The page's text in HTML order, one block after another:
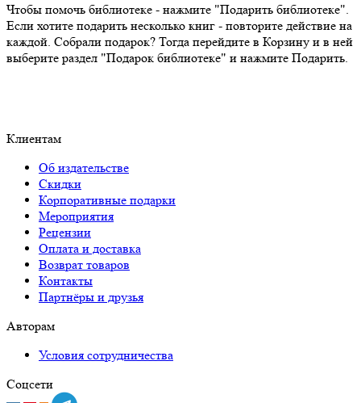
Чтобы помочь библиотеке - нажмите "Подарить библиотеке".
Если хотите подарить несколько книг - повторите действие на
каждой. Собрали подарок? Тогда перейдите в Корзину и в ней
выберите раздел "Подарок библиотеке" и нажмите Подарить.
Клиентам
Об издательстве
Скидки
Корпоративные подарки
Мероприятия
Рецензии
Оплата и доставка
Возврат товаров
Контакты
Партнёры и друзья
Авторам
Условия сотрудничества
Соцсети